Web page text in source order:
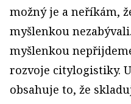
možný je a neříkám,
myšlenkou
myšlenkou
rozvoje citylogistiky.
obsahuje to, že